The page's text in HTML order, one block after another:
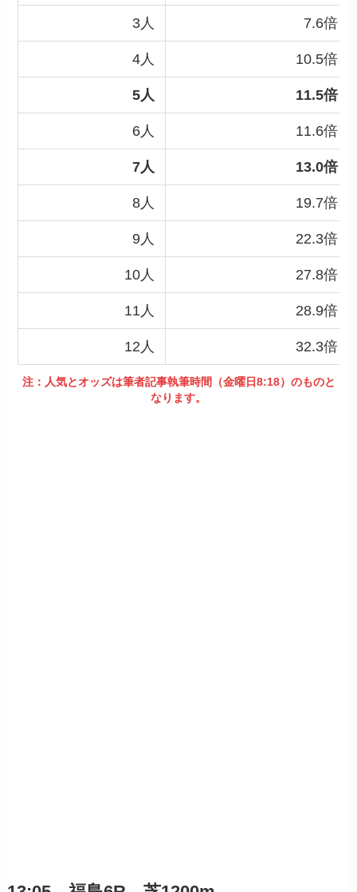
3人 7.6倍
4人 10.5倍
5人 11.5倍
6人 11.6倍
7人 13.0倍
8人 19.7倍
9人 22.3倍
10人 27.8倍
11人 28.9倍
12人 32.3倍
注：人気とオッズは筆者記事執筆時間（金曜日8:18）のものと
なります。